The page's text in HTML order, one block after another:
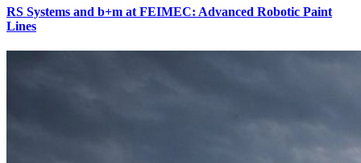
RS Systems and b+m at FEIMEC: Advanced Robotic Paint
Lines